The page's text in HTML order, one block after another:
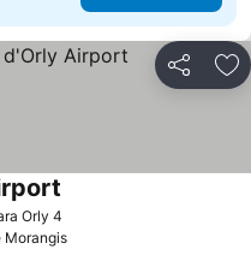
Partilhar
Orly 4
Morangis